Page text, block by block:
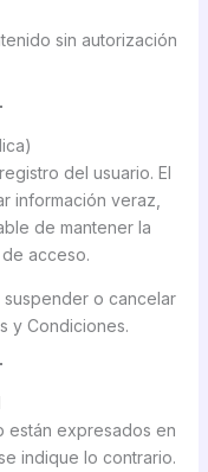
sin autorización
del usuario. El
información veraz,
de mantener la
acceso.
o cancelar
y Condiciones.
están expresados en
indique lo contrario.